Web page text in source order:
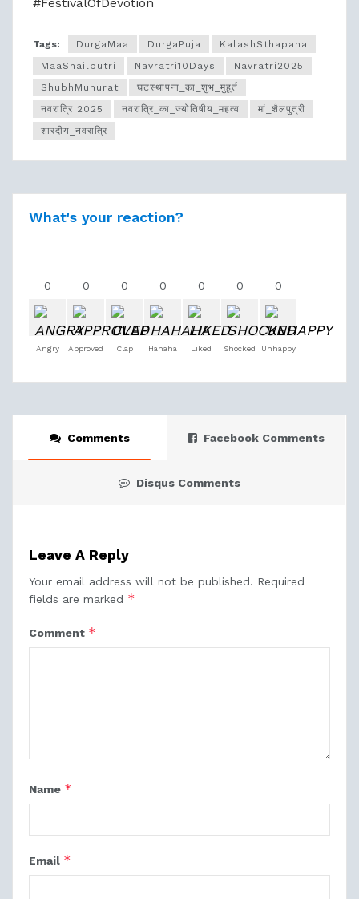
Tags: DurgaMaa DurgaPuja
KalashSthapana
MaaShailputri
Navratri10Days
Navratri2025
ShubhMuhurat
घटस्थापना_का_शुभ_मुहूर्त
नवरात्रि 2025
नवरात्रि_का_ज्योतिषीय_महत्व
मां_शैलपुत्री
शारदीय_नवरात्रि
What's your reaction?
0
Angry
0
Approved
0
Clap
0
Hahaha
0
Liked
0
Shocked
0
Unhappy
Comments Facebook Comments
Disqus Comments
Leave A Reply
Your email address will not be published. Required
fields are marked *
Comment *
Name *
Email *